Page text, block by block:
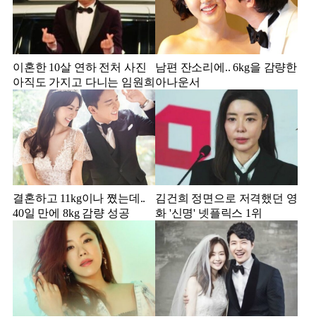
이혼한 10살 연하 전처 사진
아직도 가지고 다니는 임원희
남편 잔소리에.. 6kg을 감량한
아나운서
결혼하고 11kg이나 쪘는데..
40일 만에 8kg 감량 성공
김건희 정면으로 저격했던 영
화 '신명' 넷플릭스 1위